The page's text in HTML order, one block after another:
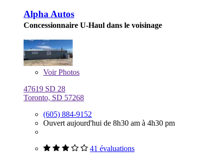
Alpha Autos
Concessionnaire U-Haul dans le voisinage
VoirPhotos
47619 SD 28
Toronto, SD 57268
(605) 884-9152
Ouvert aujourd'hui de 8h30 am à 4h30 pm
41 évaluations